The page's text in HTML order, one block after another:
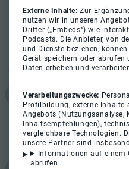
Externe Inhalte:Zur
nutzen wir in unseren
Dritter („Embeds“) wie
Podcasts. Die Anbieter, von
und Dienste beziehen,
Gerät speichern oder abrufen
Daten erheben und
Verarbeitungszwecke:
Profilbildung, externe Inhalte
Angebots (Nutzungsanalyse,
Inhaltsempfehlungen),
vergleichbare Technologien.
unsere Partner sind
Informationen auf einem
abrufen